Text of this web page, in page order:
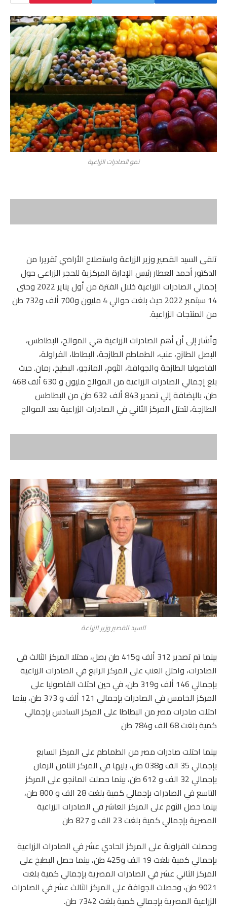
نمو الصادرات الزراعية
تلقى السيد القصير وزير الزراعة واستصلاح الأراضي تقريرا من
الدكتور أحمد العطار رئيس الإدارة المركزية للحجر الزراعي حول
إجمالي الصادرات الزراعية خلال الفترة من أول يناير 2022 وحتى
14 سبتمبر 2022 حيث بلغت حوالي 4 مليون و700 ألف و732 طن
من المنتجات الزراعية.
وأشار إلى أن أهم الصادرات الزراعية هي الموالح، البطاطس،
البصل الطازج، عنب، الطماطم الطازجة، البطاطا، الفراولة،
الفاصوليا الطازجة والجوافة، الثوم، المانجو، البطيخ، رمان. حيث
بلغ إجمالي الصادرات الزراعية من الموالح مليون و 630 ألف 468
طن، بالإضافة إلي تصدير 843 ألف 632 طن من البطاطس
الطازجة، لتحتل المركز الثاني في الصادرات الزراعية بعد الموالح
السيد القصير وزير الزراعة
بينما تم تصدير 312 ألف و415 طن بصل، محتلا المركز الثالث في
الصادرات، واحتل العنب على المركز الرابع في الصادرات الزراعية
بإجمالي 146 ألف و319 طن، في حين احتلت الفاصوليا على
المركز الخامس في الصادرات بإجمالي 121 ألف و 373 طن، بينما
احتلت صادرات مصر من البطاطا على المركز السادس بإجمالي
كمية بلغت 68 الف و784 طن
بينما احتلت صادرات مصر من الطماطم على المركز السابع
بإجمالي 35 الف و038 طن، يليها في المركز الثامن الرمان
بإجمالي 32 الف و 612 طن، بينما حصلت المانجو على المركز
التاسع في الصادرات بإجمالي كمية بلغت 28 الف و 800 طن،
بينما حصل الثوم على المركز العاشر في الصادرات الزراعية
المصرية بإجمالي كمية بلغت 23 الف و 827 طن
وحصلت الفراولة على المركز الحادي عشر في الصادرات الزراعية
بإجمالي كمية بلغت 19 الف و425 طن، بينما حصل البطيخ على
المركز الثاني عشر في الصادرات المصرية بإجمالي كمية بلغت
9021 طن، وحصلت الجوافة على المركز الثالث عشر في الصادرات
الزراعية المصرية بإجمالي كمية بلغت 7342 طن.